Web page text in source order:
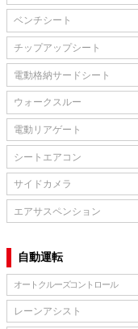
ベンチシート
チップアップシート
電動格納サードシート
ウォークスルー
電動リアゲート
シートエアコン
サイドカメラ
エアサスペンション
自動運転
オートクルーズコントロール
レーンアシスト